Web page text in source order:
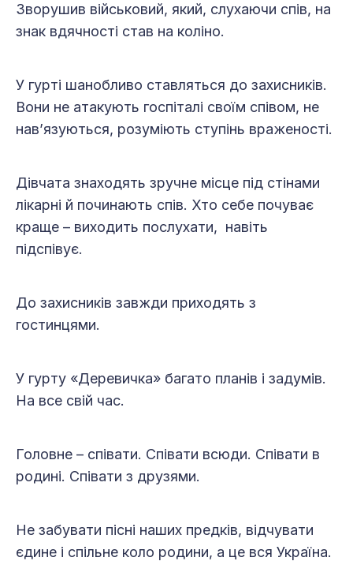
Зворушив військовий, який, слухаючи спів, на
знак вдячності став на коліно.
У гурті шанобливо ставляться до захисників.
Вони не атакують госпіталі своїм співом, не
нав’язуються, розуміють ступінь враженості.
Дівчата знаходять зручне місце під стінами
лікарні й починають спів. Хто себе почуває
краще – виходить послухати, навіть
підспівує.
До захисників завжди приходять з
гостинцями.
У гурту «Деревичка» багато планів і задумів.
На все свій час.
Головне – співати. Співати всюди. Співати в
родині. Співати з друзями.
Не забувати пісні наших предків, відчувати
єдине і спільне коло родини, а це вся Україна.